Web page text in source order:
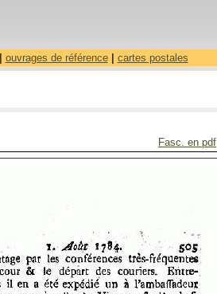
ouvrages de référence| cartes postales
Fasc. en pdf